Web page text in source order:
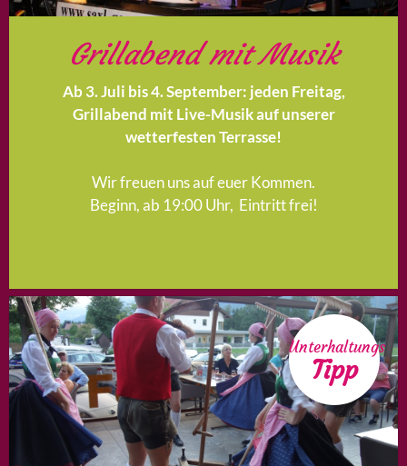
Grillabend mit Musik
Ab 3. Juli bis 4. September: jeden Freitag,
Grillabend mit Live-Musik auf unserer
wetterfesten Terrasse!
Wir freuen uns auf euer Kommen.
Beginn, ab 19:00 Uhr, Eintritt frei!
Unterhaltungs
Tipp